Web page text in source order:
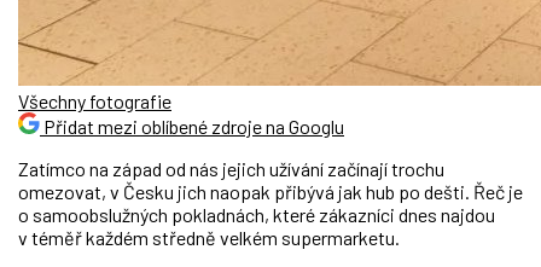
Všechny fotografie
Přidat mezi oblíbené zdroje na Googlu
Zatímco na západ od nás jejich užívání začínají trochu
omezovat, v Česku jich naopak přibývá jak hub po dešti. Řeč je
o samoobslužných pokladnách, které zákazníci dnes najdou
v téměř každém středně velkém supermarketu.